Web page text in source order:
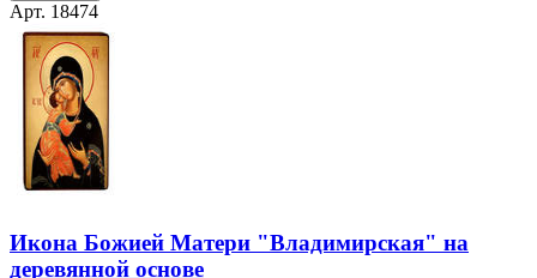
Арт. 18474
Икона Божией Матери "Владимирская" на
деревянной основе